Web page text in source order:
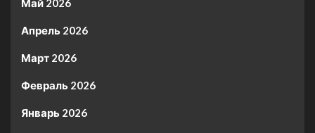
Май 2026
Апрель 2026
Март 2026
Февраль 2026
Январь 2026